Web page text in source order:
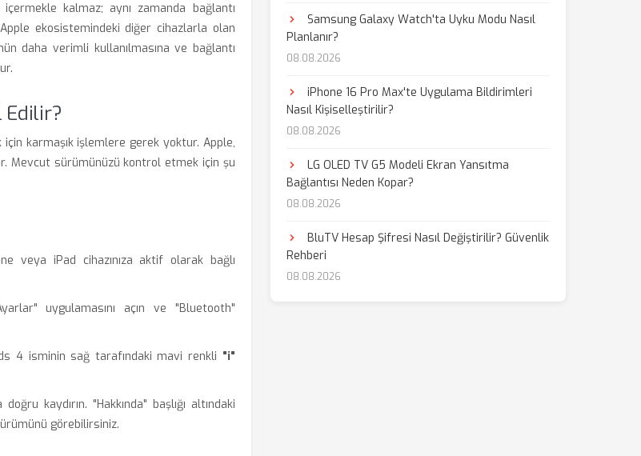
kalmaz; aynı zamanda bağlantı
ekosistemindeki diğer cihazlarla olan
daha verimli kullanılmasına ve bağlantı
Edilir?
için karmaşık işlemlere gerek yoktur. Apple,
Mevcut sürümünüzü kontrol etmek için şu
veya iPad cihazınıza aktif olarak bağlı
uygulamasını açın ve "Bluetooth"
4 isminin sağ tarafındaki mavi renkli "i"
kaydırın. "Hakkında" başlığı altındaki
görebilirsiniz.
Samsung Galaxy Watch'ta Uyku Modu Nasıl
Planlanır?
08.08.2026
iPhone 16 Pro Max'te Uygulama Bildirimleri
Nasıl Kişiselleştirilir?
08.08.2026
LG OLED TV G5 Modeli Ekran Yansıtma
Bağlantısı Neden Kopar?
08.08.2026
BluTV Hesap Şifresi Nasıl Değiştirilir? Güvenlik
Rehberi
08.08.2026